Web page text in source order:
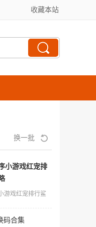
收藏本站
换一批
小游戏红宠排
游戏红宠排行鲨
码合集